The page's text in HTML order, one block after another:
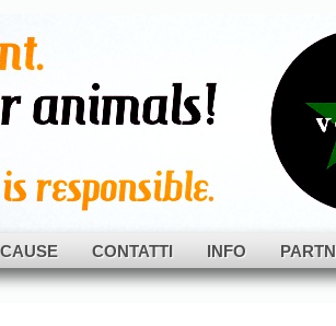
CAUSE CONTATTI INFO